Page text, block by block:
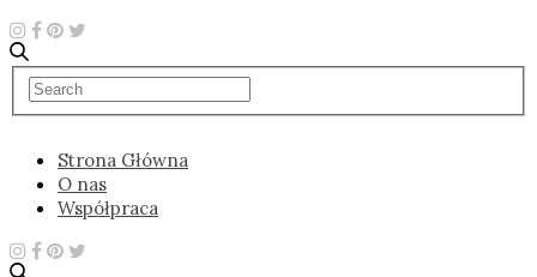
Strona Główna
O nas
Współpraca